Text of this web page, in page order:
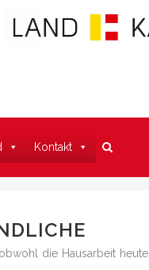
Kontakt
die Hausarbeit heute